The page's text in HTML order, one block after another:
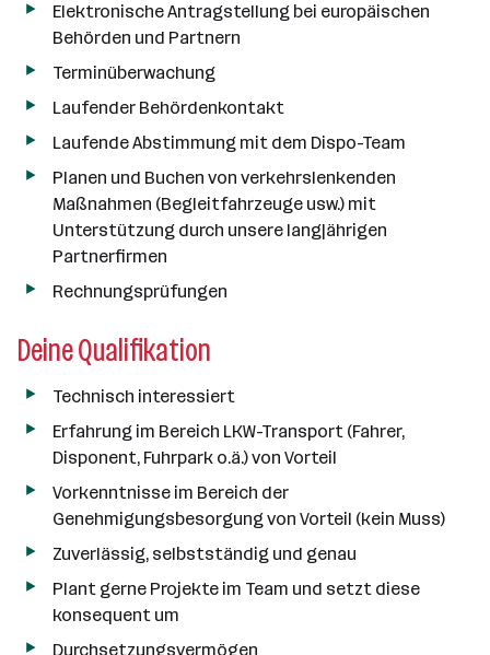
Elektronische Antragstellung bei europäischen
Behörden und Partnern
Terminüberwachung
Laufender Behördenkontakt
Laufende Abstimmung mit dem Dispo-Team
Planen und Buchen von verkehrslenkenden
Maßnahmen (Begleitfahrzeuge usw.) mit
Unterstützung durch unsere langjährigen
Partnerfirmen
Rechnungsprüfungen
Deine Qualifikation
Technisch interessiert
Erfahrung im Bereich LKW-Transport (Fahrer,
Disponent, Fuhrpark o.ä.) von Vorteil
Vorkenntnisse im Bereich der
Genehmigungsbesorgung von Vorteil (kein Muss)
Zuverlässig, selbstständig und genau
Plant gerne Projekte im Team und setzt diese
konsequent um
Durchsetzungsvermögen